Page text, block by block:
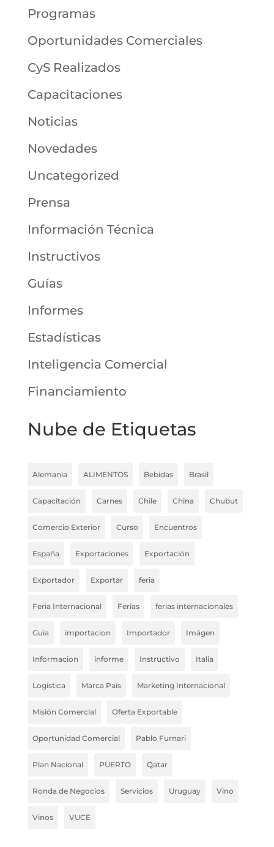
Programas
Oportunidades Comerciales
CyS Realizados
Capacitaciones
Noticias
Novedades
Uncategorized
Prensa
Información Técnica
Instructivos
Guías
Informes
Estadísticas
Inteligencia Comercial
Financiamiento
Nube de Etiquetas
Alemania ALIMENTOS Bebidas Brasil
Capacitación Carnes Chile China Chubut
Comercio Exterior Curso Encuentros
España Exportaciones Exportación
Exportador Exportar feria
Feria Internacional Ferias ferias internacionales
Guia importacion Importador Imágen
Informacion informe Instructivo Italia
Logística Marca País Marketing Internacional
Misión Comercial Oferta Exportable
Oportunidad Comercial Pablo Furnari
Plan Nacional PUERTO Qatar
Ronda de Negocios Servicios Uruguay Vino
Vinos VUCE